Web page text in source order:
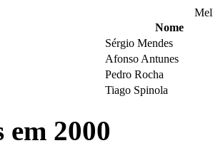
Nome
Sérgio Mendes
Afonso Antunes
Pedro Rocha
Tiago Spinola
em 2000